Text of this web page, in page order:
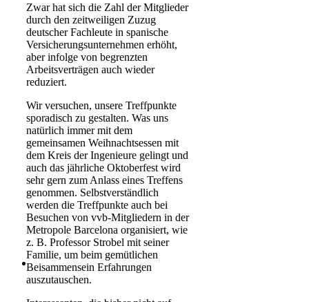
Zwar hat sich die Zahl der Mitglieder
durch den zeitweiligen Zuzug
deutscher Fachleute in spanische
Versicherungsunternehmen erhöht,
aber infolge von begrenzten
Arbeitsverträgen auch wieder
reduziert.
Wir versuchen, unsere Treffpunkte
sporadisch zu gestalten. Was uns
natürlich immer mit dem
gemeinsamen Weihnachtsessen mit
dem Kreis der Ingenieure gelingt und
auch das jährliche Oktoberfest wird
sehr gern zum Anlass eines Treffens
genommen. Selbstverständlich
werden die Treffpunkte auch bei
Besuchen von vvb-Mitgliedern in der
Metropole Barcelona organisiert, wie
z. B. Professor Strobel mit seiner
Familie, um beim gemütlichen
Beisammensein Erfahrungen
auszutauschen.